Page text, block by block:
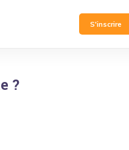
S'inscrire
?